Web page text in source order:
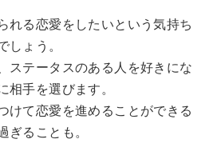
れる恋愛をしたいという気持ち
しょう。
ステータスのある人を好きにな
相手を選びます。
けて恋愛を進めることができる
ぎることも。